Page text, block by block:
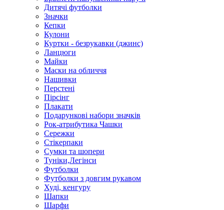
Дитячі футболки
Значки
Кепки
Кулони
Куртки - безрукавки (джинс)
Ланцюги
Майки
Маски на обличчя
Нашивки
Перстені
Пірсінг
Плакати
Подарункові набори значків
Рок-атрибутика Чашки
Сережки
Стікерпаки
Сумки та шопери
Туніки,Легінси
Футболки
Футболки з довгим рукавом
Худі, кенгуру
Шапки
Шарфи